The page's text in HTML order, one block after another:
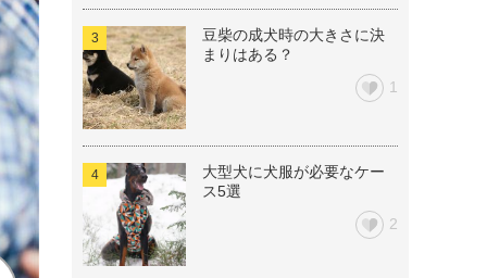
豆柴の成犬時の大きさに決
まりはある？
1
大型犬に犬服が必要なケー
ス5選
2